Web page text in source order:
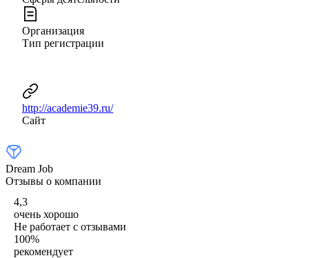
Организация
Тип регистрации
http://academie39.ru/
Сайт
Dream Job
Отзывы о компании
4,3
очень хорошо
Не работает с отзывами
100%
рекомендует